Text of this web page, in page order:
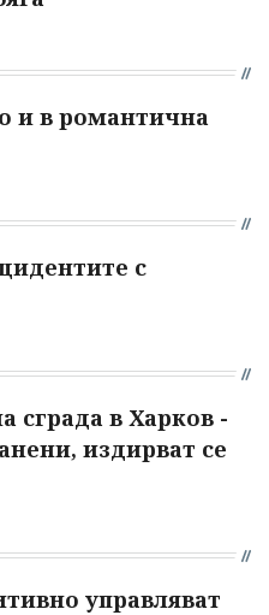
и в романтична
с
сграда в Харков -
издирват се
управляват